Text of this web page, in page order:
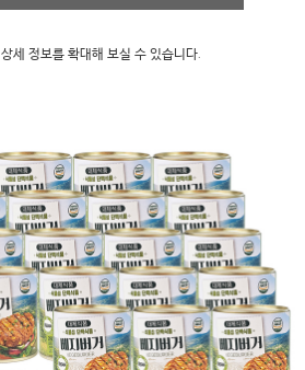
상세 정보를 확대해 보실 수 있습니다.